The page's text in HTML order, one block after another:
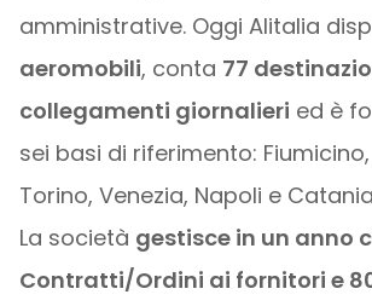
amministrative. Oggi Alitalia
aeromobili, conta 77
collegamenti giornalieri ed è
sei basi di riferimento:
Torino, Venezia, Napoli e
La società gestisce in un anno
Contratti/Ordini ai fornitori e